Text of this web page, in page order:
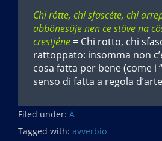
Chi rótte, chi sfascéte, chi
abbönesüje nen ce stöve na
crestjéne = Chi rotto, chi
rattoppato: insomma non
cosa fatta per bene (come i
senso di fatta a regola
Filed under: A
Tagged with: avverbio